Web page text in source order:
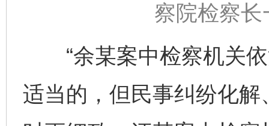
察院检察
“余某案中检察机关依
适当的，但民事纠纷化